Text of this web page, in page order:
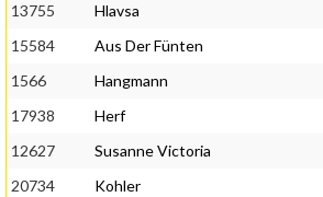
13755
Hlavsa
15584
Aus Der Fünten
1566
Hangmann
17938
Herf
12627
Susanne Victoria
20734
Kohler